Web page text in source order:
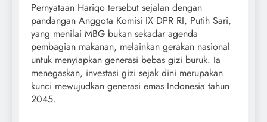
Pernyataan Hariqo tersebut sejalan dengan
pandangan Anggota Komisi IX DPR RI, Putih Sari,
yang menilai MBG bukan sekadar agenda
pembagian makanan, melainkan gerakan nasional
untuk menyiapkan generasi bebas gizi buruk. Ia
menegaskan, investasi gizi sejak dini merupakan
kunci mewujudkan generasi emas Indonesia tahun
2045.